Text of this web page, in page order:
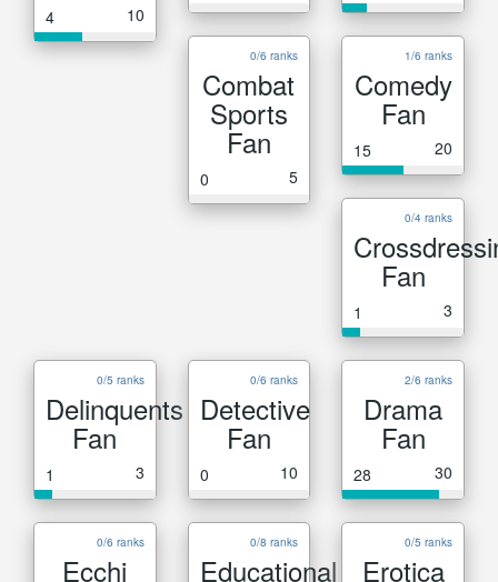
4 10
0/6 ranks
Combat
Sports
Fan
0 5
1/6 ranks
Comedy
Fan
15 20
0/4 ranks
Fan
1 3
0/5 ranks
Delinquents
Fan
1 3
0/6 ranks
Detective
Fan
0 10
2/6 ranks
Drama
Fan
28 30
0/6 ranks
Ecchi
0/8 ranks
Educational
0/5 ranks
Erotica